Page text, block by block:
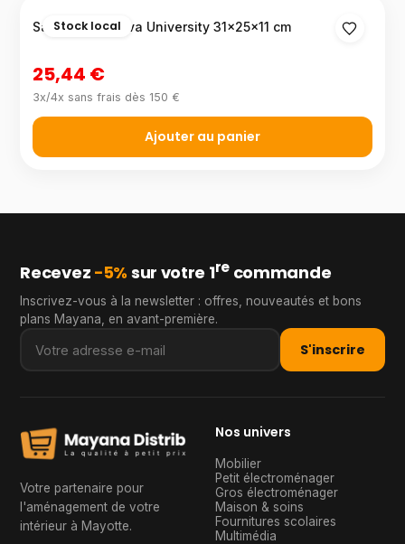
Stock local
Sac à dos Givova University 31×25×11 cm
25,44 €
3x/4x sans frais dès 150 €
Ajouter au panier
Recevez −5% sur votre 1recommande
Inscrivez-vous à la newsletter : offres, nouveautés et bons
plans Mayana, en avant-première.
S'inscrire
Votre partenaire pour
l'aménagement de votre
intérieur à Mayotte.
Nos univers
Mobilier
Petit électroménager
Gros électroménager
Maison & soins
Fournitures scolaires
Multimédia